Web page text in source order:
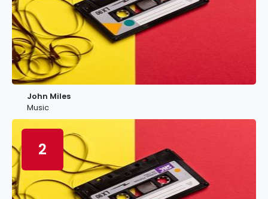
John Miles
Music
2